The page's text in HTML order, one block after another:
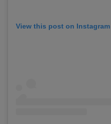
View this post on Instagram